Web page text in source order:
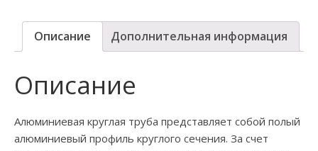
Описание Дополнительная информация
Описание
Алюминиевая круглая труба представляет собой полый
алюминиевый профиль круглого сечения. За счет